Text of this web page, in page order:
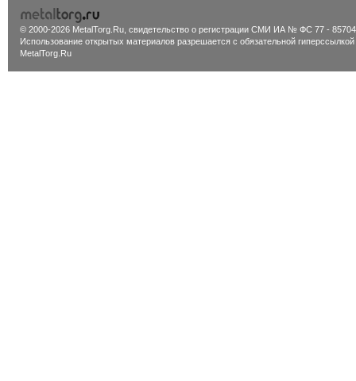
© 2000-2026 MetalTorg.Ru, cвидетельство о регистрации СМИ ИА № ФС 77 - 85704
Использование открытых материалов разрешается с обязательной гиперссылкой
MetalTorg.Ru